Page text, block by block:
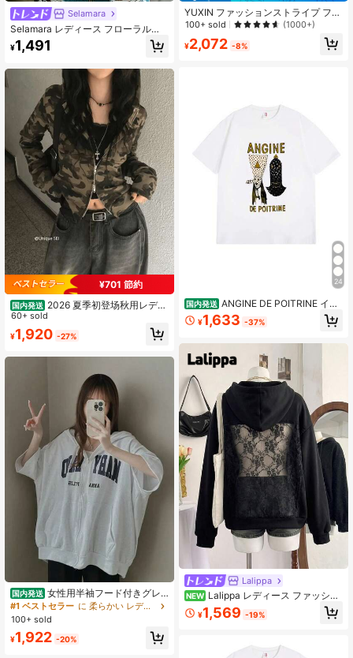
Selamara
Selamara レディース フローラル柄
カジュアル 万能 デイリーウェア 長
袖スウェットシャツ
¥1,491
¥701 節約
国内発送 2026 夏季初登场秋用レディ
ース長袖パーカー、ゆったりシルエ
ット、快適、甘クールデザイン、コ
ーデ万能
60+ sold
¥1,920 -27%
国内発送 女性用半袖フード付きグレ
ースウェットシャツ - 【韓国風ファ
ッション】 - ゆったりフィット、ジ
ッパー前開き＆レタープリント - 軽
量・通気性良好 - 春夏秋通勤・日常
用アウター
#1 ベストセラー
に 柔らかい レディーススウェットシャツ＆パーカー
100+ sold
¥1,922 -20%
YUXIN ファッションストライプ フル
ジップ フーデッドジャケット、レデ
ィースカジュアル 長袖アウターウェ
ア、ソフトライニング 調節可能なド
100+ sold (1000+)
¥2,072 -8%
24
国内発送 ANGINE DE POITRINE イラ
ストTシャツ - 短袖クルーネックコッ
トンTシャツ、ユニークなデザイン、
コーデに最適なファッションアイテ
¥1,633 -37%
Lalippa
NEW Lalippa レディース ファッショ
ン 多用途 長袖 フーデッドスウェッ
トシャツ デイリーウェア用
¥1,569 -19%